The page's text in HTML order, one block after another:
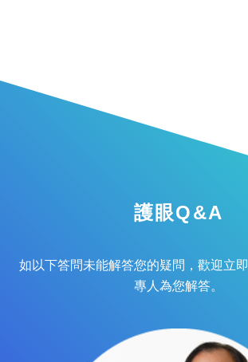
護眼Q&A
如以下答問未能解答您的疑問，歡迎立即
專人為您解答。